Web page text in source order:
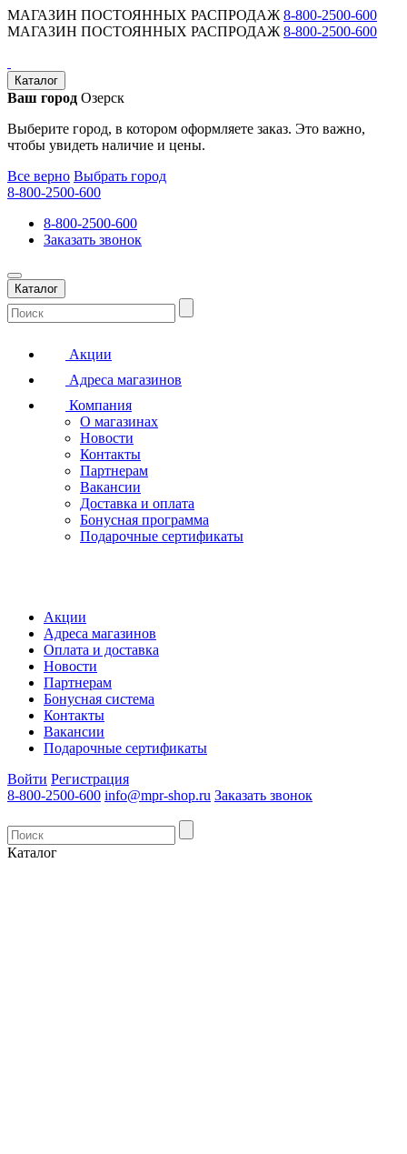
МАГАЗИН ПОСТОЯННЫХ РАСПРОДАЖ 8-800-2500-600
МАГАЗИН ПОСТОЯННЫХ РАСПРОДАЖ 8-800-2500-600
Каталог
Ваш город Озерск
Выберите город, в котором оформляете заказ. Это важно,
чтобы увидеть наличие и цены.
Все верно Выбрать город
8-800-2500-600
8-800-2500-600
Заказать звонок
Каталог
Акции
Адреса магазинов
Компания
О магазинах
Новости
Контакты
Партнерам
Вакансии
Доставка и оплата
Бонусная программа
Подарочные сертификаты
Акции
Адреса магазинов
Оплата и доставка
Новости
Партнерам
Бонусная система
Контакты
Вакансии
Подарочные сертификаты
Войти Регистрация
8-800-2500-600 info@mpr-shop.ru Заказать звонок
Каталог